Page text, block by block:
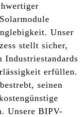
Unser
stellt sicher,
Industriestandards
erfüllen.
seinen
Unsere BIPV-